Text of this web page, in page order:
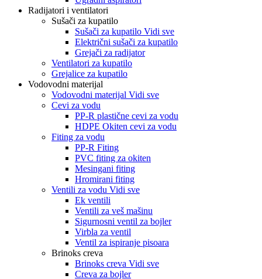
Radijatori i ventilatori
Sušači za kupatilo
Sušači za kupatilo Vidi sve
Električni sušači za kupatilo
Grejači za radijator
Ventilatori za kupatilo
Grejalice za kupatilo
Vodovodni materijal
Vodovodni materijal Vidi sve
Cevi za vodu
PP-R plastične cevi za vodu
HDPE Okiten cevi za vodu
Fiting za vodu
PP-R Fiting
PVC fiting za okiten
Mesingani fiting
Hromirani fiting
Ventili za vodu Vidi sve
Ek ventili
Ventili za veš mašinu
Sigurnosni ventil za bojler
Virbla za ventil
Ventil za ispiranje pisoara
Brinoks creva
Brinoks creva Vidi sve
Creva za bojler